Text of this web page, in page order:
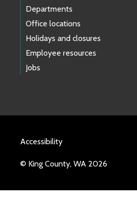
Departments
Office locations
Holidays and closures
Employee resources
Jobs
Accessibility
© King County, WA 2026